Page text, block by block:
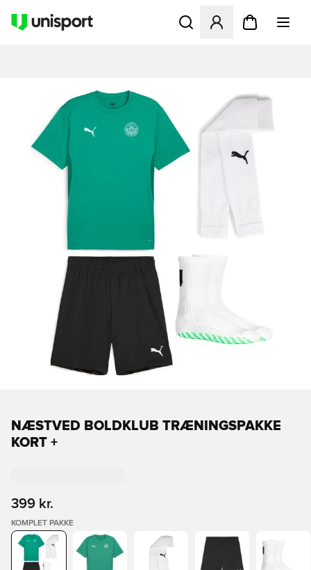
Åbner en Modal til at
NÆSTVED BOLDKLUB TRÆNINGSPAKKE
KORT +
399 kr.
KOMPLET PAKKE